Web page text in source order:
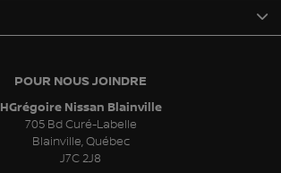
POUR NOUS JOINDRE
HGrégoire Nissan Blainville
705 Bd Curé-Labelle
Blainville,Québec
J7C 2J8